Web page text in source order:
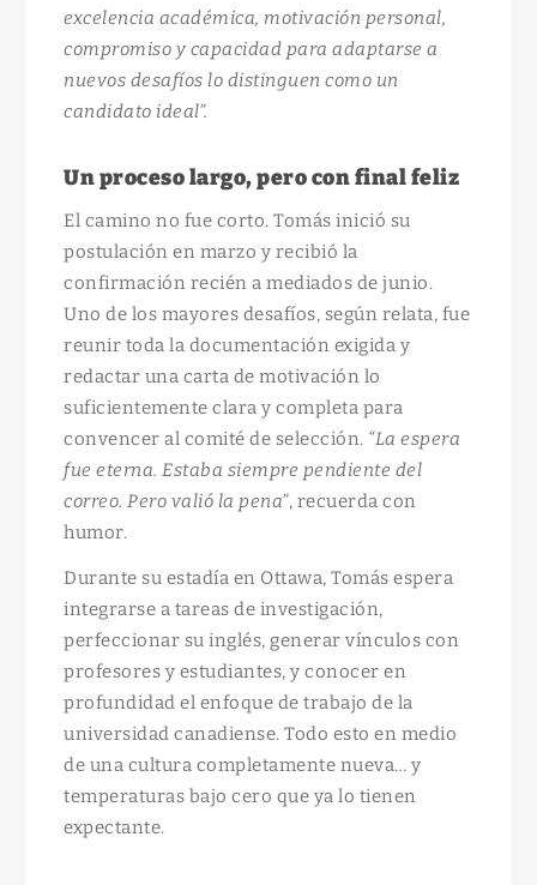
excelencia académica, motivación personal,
compromiso y capacidad para adaptarse a
nuevos desafíos lo distinguen como un
candidato ideal”.
Un proceso largo, pero con final feliz
El camino no fue corto. Tomás inició su
postulación en marzo y recibió la
confirmación recién a mediados de junio.
Uno de los mayores desafíos, según relata, fue
reunir toda la documentación exigida y
redactar una carta de motivación lo
suficientemente clara y completa para
convencer al comité de selección. “La espera
fue eterna. Estaba siempre pendiente del
correo. Pero valió la pena”, recuerda con
humor.
Durante su estadía en Ottawa, Tomás espera
integrarse a tareas de investigación,
perfeccionar su inglés, generar vínculos con
profesores y estudiantes, y conocer en
profundidad el enfoque de trabajo de la
universidad canadiense. Todo esto en medio
de una cultura completamente nueva… y
temperaturas bajo cero que ya lo tienen
expectante.